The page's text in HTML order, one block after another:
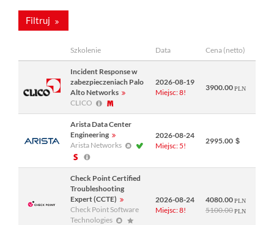
Filtruj
Szkolenie Data Cena (netto)
Incident Response w
zabezpieczeniach Palo
Alto Networks
CLICO
2026-08-19
Miejsc: 8!
3900.00
Arista Data Center
Engineering
Arista Networks
2026-08-24
Miejsc: 5!
2995.00
Check Point Certified
Troubleshooting
Expert (CCTE)
Check Point Software
Technologies
2026-08-24
Miejsc: 8!
4080.00
5100.00